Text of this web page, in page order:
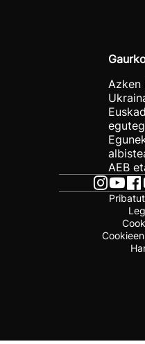
Azken
AEB